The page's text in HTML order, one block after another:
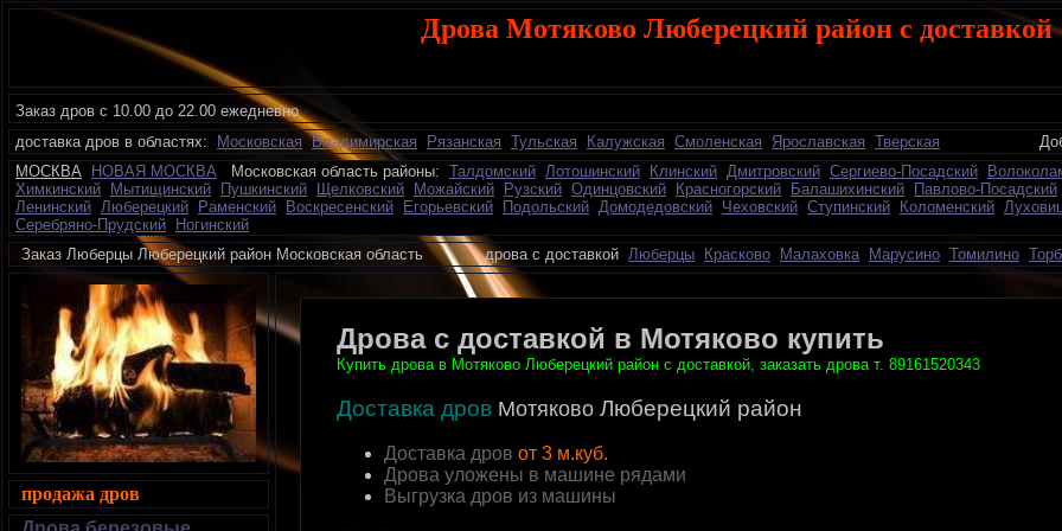
Дрова Мотяково Люберецкий район с доставкой
Заказ дров с 10.00 до 22.00 ежедневно
доставка дров в областях:
Московская Владимирская Рязанская Тульская Калужская Смоленская Ярославская Тверская
Добавить
МОСКВА
НОВАЯ МОСКВА Московская область районы: Талдомский Лотошинский Клинский Дмитровский Сергиево-Посадский
Химкинский
Мытищинский Пушкинский Щелковский Можайский Рузский Одинцовский Красногорский Балашихинский Павлово-Посадский
Ленинский Люберецкий Раменский Воскресенский Егорьевский Подольский Домодедовский Чеховский Ступинский Коломенский
Серебряно-Прудский
Ногинский
Заказ Люберцы Люберецкий район Московская область дрова с доставкой Люберцы Красково Малаховка Марусино Томилино
Дрова с доставкой в Мотяково купить
Купить дрова в Мотяково Люберецкий район с доставкой, заказать дрова т. 89161520343
Доставка дров Мотяково Люберецкий район
Доставка дров от 3 м.куб.
Дрова уложены в машине рядами
Выгрузка дров из машины
продажа дров